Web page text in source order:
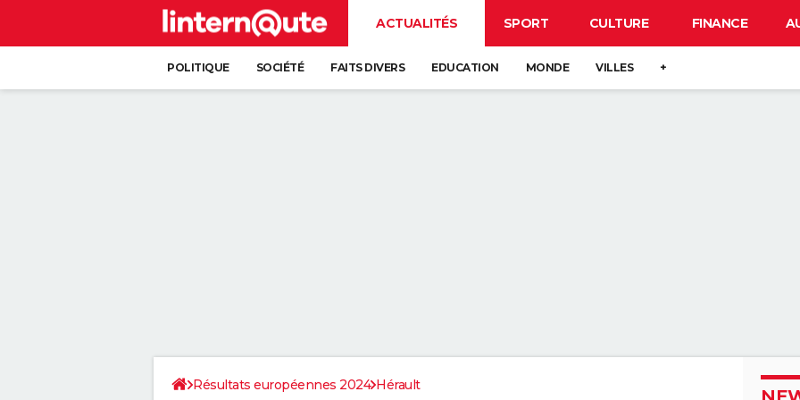
ACTUALITÉS SPORT CULTURE FINANCE
POLITIQUE SOCIÉTÉ FAITS DIVERS EDUCATION MONDE VILLES +
Résultats européennes 2024 Hérault